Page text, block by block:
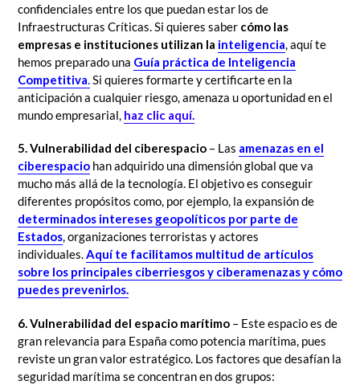
confidenciales entre los que puedan estar los de
Infraestructuras Críticas.Si quieres saber cómo las
empresas e instituciones utilizan la inteligencia, aquí te
hemos preparado una Guía práctica de Inteligencia
Competitiva.Si quieres formarte y certificarte en la
anticipación a cualquier riesgo, amenaza u oportunidad en el
mundo empresarial, haz clic aquí.
5. Vulnerabilidad del ciberespacio – Las amenazas en el
ciberespacio han adquirido una dimensión global que va
mucho más allá de la tecnología. El objetivo es conseguir
diferentes propósitos como, por ejemplo, la expansión de
determinados intereses geopolíticos por parte de
Estados, organizaciones terroristas y actores
individuales.Aquí te facilitamos multitud de artículos
sobre los principales ciberriesgos y ciberamenazas y cómo
puedes prevenirlos.
6. Vulnerabilidad del espacio marítimo – Este espacio es de
gran relevancia para España como potencia marítima, pues
reviste un gran valor estratégico. Los factores que desafían la
seguridad marítima se concentran en dos grupos: